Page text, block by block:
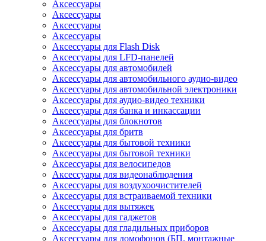
Аксессуары
Аксессуары
Аксессуары
Аксессуары
Аксессуары для Flash Disk
Аксессуары для LFD-панелей
Аксессуары для автомобилей
Аксессуары для автомобильного аудио-видео
Аксессуары для автомобильной электроники
Аксессуары для аудио-видео техники
Аксессуары для банка и инкассации
Аксессуары для блокнотов
Аксессуары для бритв
Аксессуары для бытовой техники
Аксессуары для бытовой техники
Аксессуары для велосипедов
Аксессуары для видеонаблюдения
Аксессуары для воздухоочистителей
Аксессуары для встраиваемой техники
Аксессуары для вытяжек
Аксессуары для гаджетов
Аксессуары для гладильных приборов
Аксессуары для домофонов (БП, монтажные